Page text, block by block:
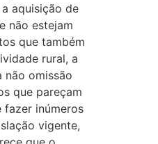
aquisição de
não estejam
que também
rural, a
não omissão
que pareçam
fazer inúmeros
vigente,